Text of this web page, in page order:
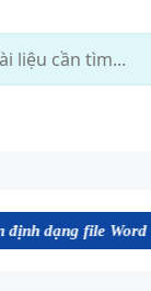
chất lượng